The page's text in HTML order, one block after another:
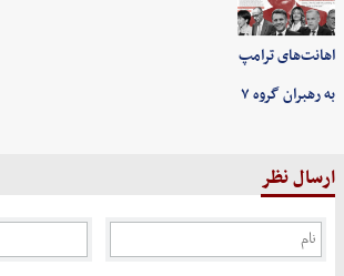
اهانت‌های ترامپ
به رهبران گروه ۷
ارسال نظر